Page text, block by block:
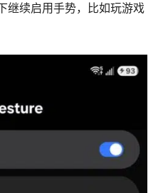
继续启用手势，比如玩游戏